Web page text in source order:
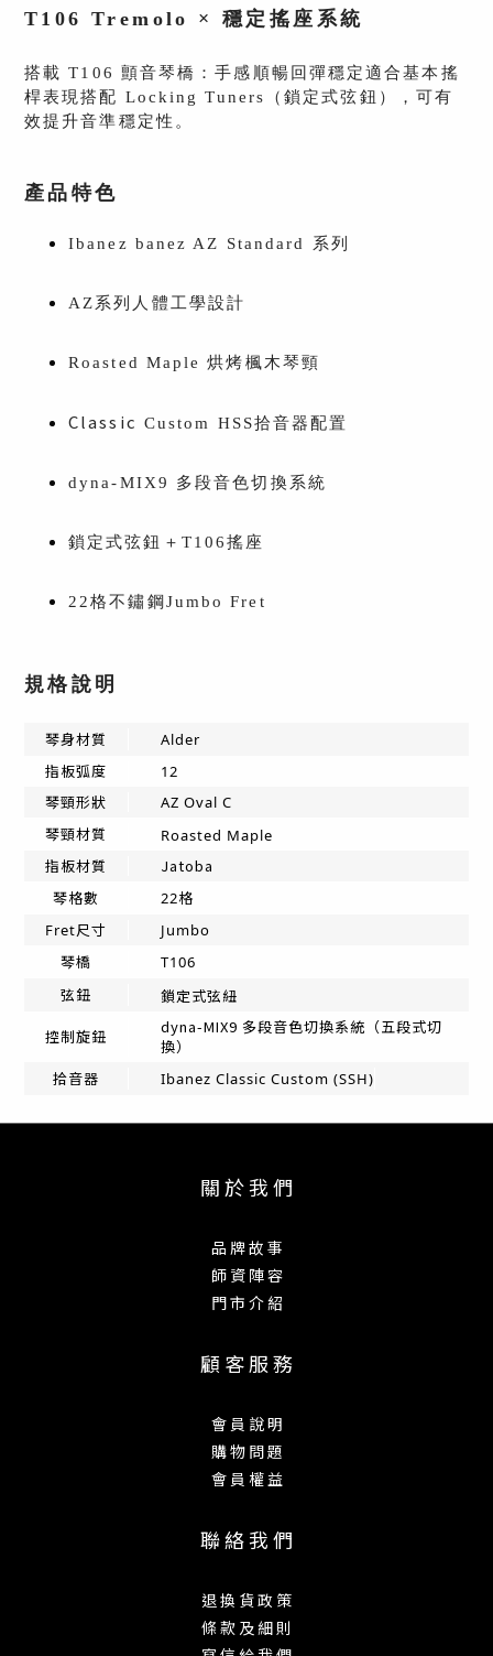
T106 Tremolo × 穩定搖座系統
搭載 T106 顫音琴橋：手感順暢回彈穩定適合基本搖
桿表現搭配 Locking Tuners（鎖定式弦鈕），可有
效提升音準穩定性。
產品特色
Ibanez banez AZ Standard 系列
AZ系列人體工學設計
Roasted Maple 烘烤楓木琴頸
Classic Custom HSS拾音器配置
dyna-MIX9 多段音色切換系統
鎖定式弦鈕＋T106搖座
22格不鏽鋼Jumbo Fret
規格說明
琴身材質
Alder
指板弧度
12
琴頸形狀
AZ Oval C
琴頸材質
Roasted Maple
指板材質
Jatoba
琴格數
22格
Fret尺寸
Jumbo
琴橋
T106
弦鈕
鎖定式弦紐
控制旋鈕
dyna-MIX9 多段音色切換系統（五段式切
換）
拾音器 Ibanez Classic Custom (SSH)
關 於 我 們
品 牌 故 事
師 資 陣 容
門 市 介 紹
顧 客 服 務
會 員 說 明
購 物 問 題
會 員 權 益
聯 絡 我 們
退 換 貨 政 策
條 款 及 細 則